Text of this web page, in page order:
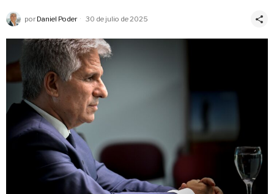
por Daniel Poder 30 de julio de 2025